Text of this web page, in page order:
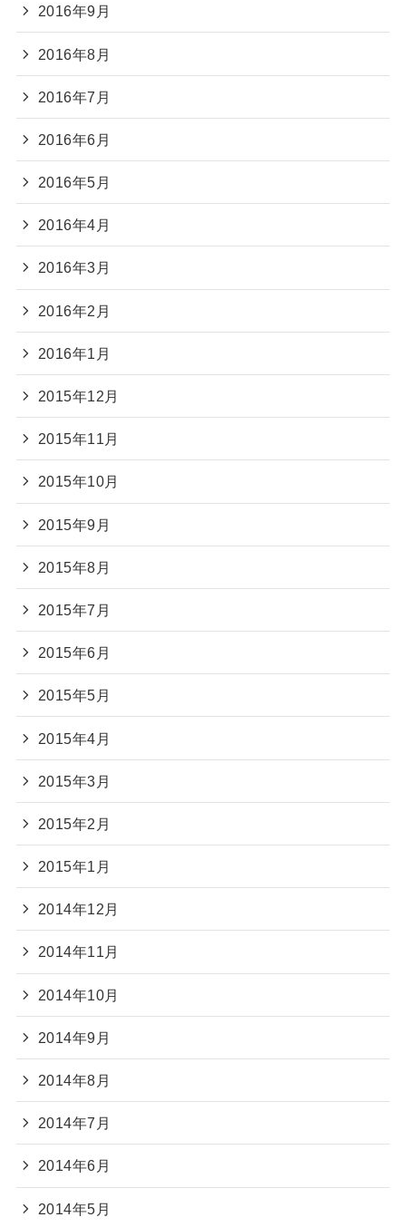
2016年9月
2016年8月
2016年7月
2016年6月
2016年5月
2016年4月
2016年3月
2016年2月
2016年1月
2015年12月
2015年11月
2015年10月
2015年9月
2015年8月
2015年7月
2015年6月
2015年5月
2015年4月
2015年3月
2015年2月
2015年1月
2014年12月
2014年11月
2014年10月
2014年9月
2014年8月
2014年7月
2014年6月
2014年5月